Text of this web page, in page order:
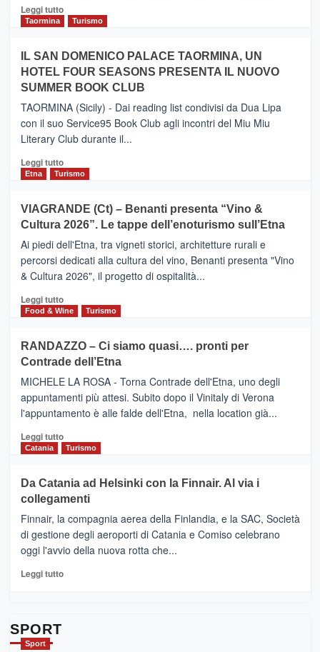
e
Zanzibar
da
Neos
Leggi tuttoLeggi
PIEDIMONTE
ETNEO
–
Meta
turistica
privilegiata
secondo
dati
di
Anche
la
Alcantara
nei
primi
nella
classifica
Taormina Turismo
IL SAN DOMENICO PALACE TAORMINA, UN
HOTEL FOUR SEASONS PRESENTA IL NUOVO
SUMMER BOOK CLUB
TAORMINA (Sicily) - Dai reading list condivisi da Dua Lipa
con il suo Service95 Book Club agli incontri del Miu Miu
Literary Club durante il...
Leggi tuttoLeggi
di
IL
SAN
DOMENICO
PALACE
TAORMINA,
UN
HOTEL
FOUR
IL
NUOVO
SUMMER
CLUB
Etna Turismo
VIAGRANDE (Ct) – Benanti presenta “Vino &
Cultura 2026”. Le tappe dell’enoturismo sull’Etna
Ai piedi dell'Etna, tra vigneti storici, architetture rurali e
percorsi dedicati alla cultura del vino, Benanti presenta "Vino
& Cultura 2026", il progetto di ospitalità...
Leggi tuttoLeggi
di
VIAGRANDE
(Ct)
–
Benanti
presenta
“Vino
&
Cultura
tappe
dell’enoturismo
Food & Wine Turismo
RANDAZZO – Ci siamo quasi…. pronti per
Contrade dell’Etna
MICHELE LA ROSA - Torna Contrade dell'Etna, uno degli
appuntamenti più attesi. Subito dopo il Vinitaly di Verona
l'appuntamento è alle falde dell'Etna, nella location già...
Leggi tuttoLeggi
di
RANDAZZO
–
Ci
siamo
quasi….
pronti
per
Catania Turismo
Da Catania ad Helsinki con la Finnair. Al via i
collegamenti
Finnair, la compagnia aerea della Finlandia, e la SAC, Società
di gestione degli aeroporti di Catania e Comiso celebrano
oggi l'avvio della nuova rotta che...
Leggi tuttoLeggi
SPORT
Sport